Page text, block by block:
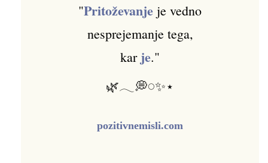
"Pritoževanje je vedno
nesprejemanje tega,
kar je."
🌿𓂃💭𓏸✨⋆
pozitivnemisli.com